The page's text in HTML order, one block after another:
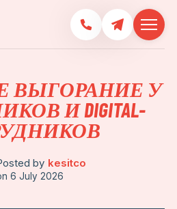
ВЫГОРАНИЕ У
И DIGITAL-
by kesitco
6 July 2026